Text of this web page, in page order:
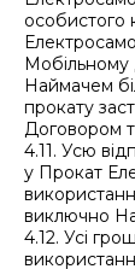
особистого
Мобільному
Наймачем
прокату
Договором
4.11. Усю
у Прокат
виключно
4.12. Усі